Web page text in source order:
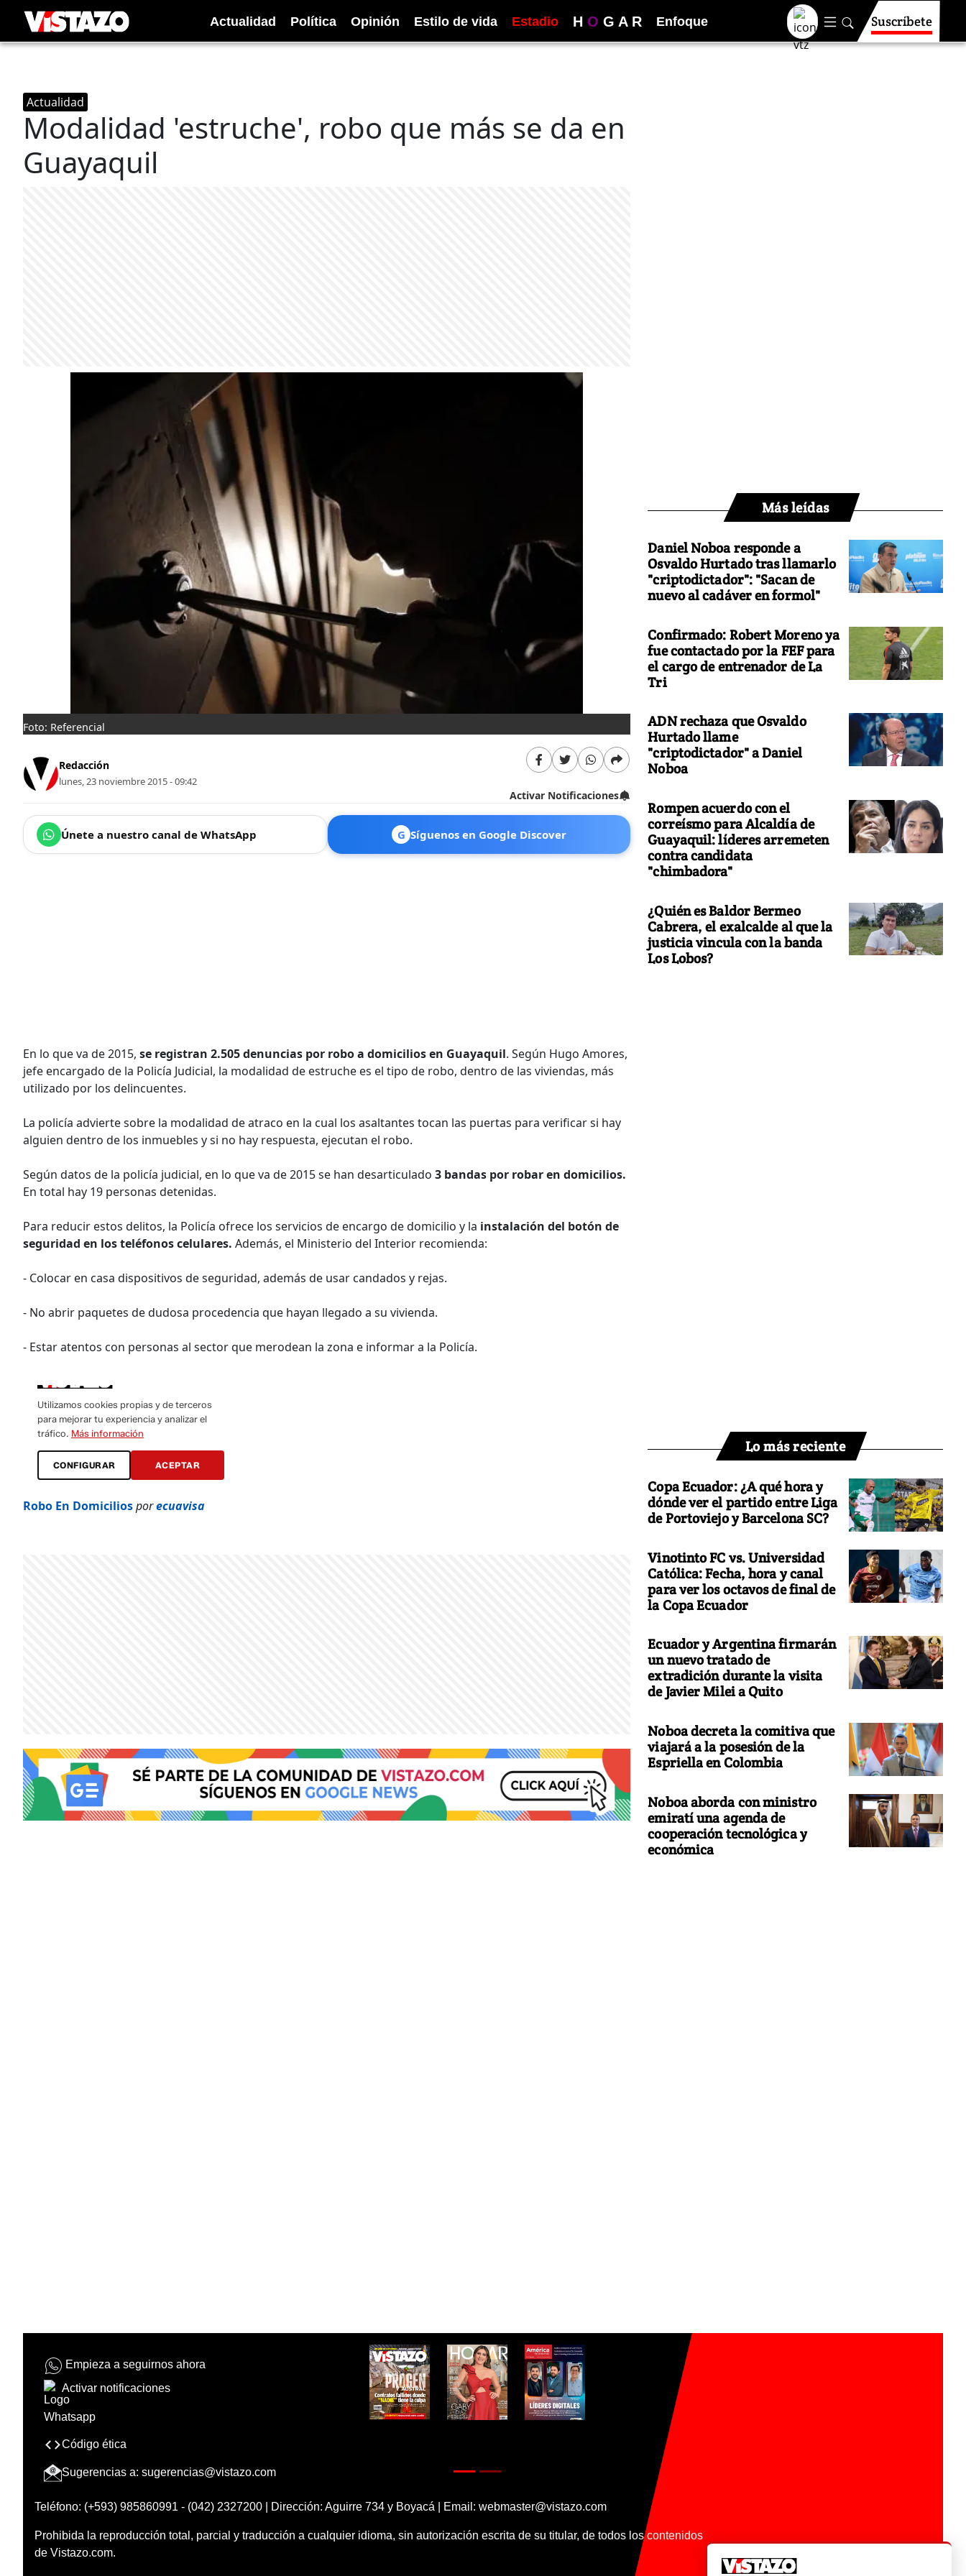
Actualidad Política Opinión Estilo de vida Estadio H O G A R Enfoque Suscríbete
Actualidad
Modalidad 'estruche', robo que más se da en
Guayaquil
Foto: Referencial
Redacción
lunes, 23 noviembre 2015 - 09:42
Activar Notificaciones
Únete a nuestro canal de WhatsApp G Síguenos en Google Discover
En lo que va de 2015, se registran 2.505 denuncias por robo a domicilios en Guayaquil. Según Hugo Amores,
jefe encargado de la Policía Judicial, la modalidad de estruche es el tipo de robo, dentro de las viviendas, más
utilizado por los delincuentes.
La policía advierte sobre la modalidad de atraco en la cual los asaltantes tocan las puertas para verificar si hay
alguien dentro de los inmuebles y si no hay respuesta, ejecutan el robo.
Según datos de la policía judicial, en lo que va de 2015 se han desarticulado 3 bandas por robar en domicilios.
En total hay 19 personas detenidas.
Para reducir estos delitos, la Policía ofrece los servicios de encargo de domicilio y la instalación del botón de
seguridad en los teléfonos celulares. Además, el Ministerio del Interior recomienda:
- Colocar en casa dispositivos de seguridad, además de usar candados y rejas.
- No abrir paquetes de dudosa procedencia que hayan llegado a su vivienda.
- Estar atentos con personas al sector que merodean la zona e informar a la Policía.
Robo En Domiciliosporecuavisa
Más leídas
Daniel Noboa responde a
Osvaldo Hurtado tras llamarlo
"criptodictador": "Sacan de
nuevo al cadáver en formol"
Confirmado: Robert Moreno ya
fue contactado por la FEF para
el cargo de entrenador de La
Tri
ADN rechaza que Osvaldo
Hurtado llame
"criptodictador" a Daniel
Noboa
Rompen acuerdo con el
correísmo para Alcaldía de
Guayaquil: líderes arremeten
contra candidata
"chimbadora"
¿Quién es Baldor Bermeo
Cabrera, el exalcalde al que la
justicia vincula con la banda
Los Lobos?
Lo más reciente
Copa Ecuador: ¿A qué hora y
dónde ver el partido entre Liga
de Portoviejo y Barcelona SC?
Vinotinto FC vs. Universidad
Católica: Fecha, hora y canal
para ver los octavos de final de
la Copa Ecuador
Ecuador y Argentina firmarán
un nuevo tratado de
extradición durante la visita
de Javier Milei a Quito
Noboa decreta la comitiva que
viajará a la posesión de la
Espriella en Colombia
Noboa aborda con ministro
emiratí una agenda de
cooperación tecnológica y
económica
Empieza a seguirnos ahora
Activar notificaciones
Código ética
Sugerencias a: sugerencias@vistazo.com
Teléfono: (+593) 985860991 - (042) 2327200 | Dirección: Aguirre 734 y Boyacá | Email: webmaster@vistazo.com
Prohibida la reproducción total, parcial y traducción a cualquier idioma, sin autorización escrita de su titular, de todos los contenidos
de Vistazo.com.